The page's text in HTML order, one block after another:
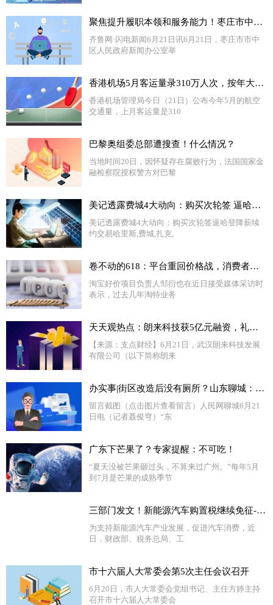
聚焦提升履职本领和服务能力！枣庄市中文化路街道加强社区干部队伍建设 全球新消息
齐鲁网·闪电新闻6月21日讯6月21日，枣庄市市中
区人民政府新闻办公室举
香港机场5月客运量录310万人次，按年大增17倍 天天热头条
香港机场管理局今日（21日）公布今年5月的航空
交通量，上月客运量是310
巴黎奥组委总部遭搜查！什么情况？
当地时间20日，因怀疑存在腐败行为，法国国家金
融检察院授权警方对巴黎
美记透露费城4大动向：购买次轮签 逼哈登降薪续约 交易哈里斯-天天视点
美记透露费城4大动向：购买次轮签逼哈登降薪续
约交易哈里斯,费城,扎克,
卷不动的618：平台重回价格战，消费者却越来越冷静了|天天快资讯
淘宝好价项目负责人邹衍也在近日接受媒体采访时
表示，过去几年淘特业务
天天观热点：朗来科技获5亿元融资，礼来亚洲基金首次投资湖北
【来源：支点财经】6月21日，武汉朗来科技发展
有限公司（以下简称朗来
办实事|街区改造后没有厕所？山东聊城：安排！-天天热头条
留言截图（点击图片查看留言）人民网聊城6月21
日电（记者聂俊穹）“东
广东下芒果了？专家提醒：不可吃！
“夏天没被芒果砸过头，不算来过广州。”每年5月
到7月是芒果的成熟季节
三部门发文！新能源汽车购置税继续免征-视焦点讯
为支持新能源汽车产业发展，促进汽车消费，近
日，财政部、税务总局、工
市十六届人大常委会第5次主任会议召开
6月20日，市人大常委会党组书记、主任方婷主持
召开市十六届人大常委会